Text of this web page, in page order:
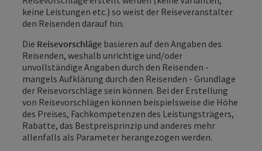
keine Leistungen etc.) so weist der Reiseveranstalter
den Reisenden darauf hin.
Die Reisevorschläge basieren auf den Angaben des
Reisenden, weshalb unrichtige und/oder
unvollständige Angaben durch den Reisenden -
mangels Aufklärung durch den Reisenden - Grundlage
der Reisevorschläge sein können. Bei der Erstellung
von Reisevorschlägen können beispielsweise die Höhe
des Preises, Fachkompetenzen des Leistungsträgers,
Rabatte, das Bestpreisprinzip und anderes mehr
allenfalls als Parameter herangezogen werden.